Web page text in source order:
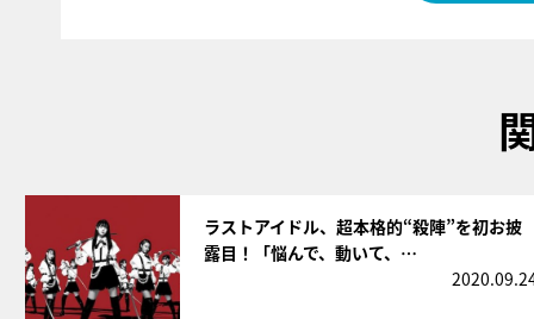
ラストアイドル、超本格的“殺陣”を初お披
露目！「悩んで、動いて、…